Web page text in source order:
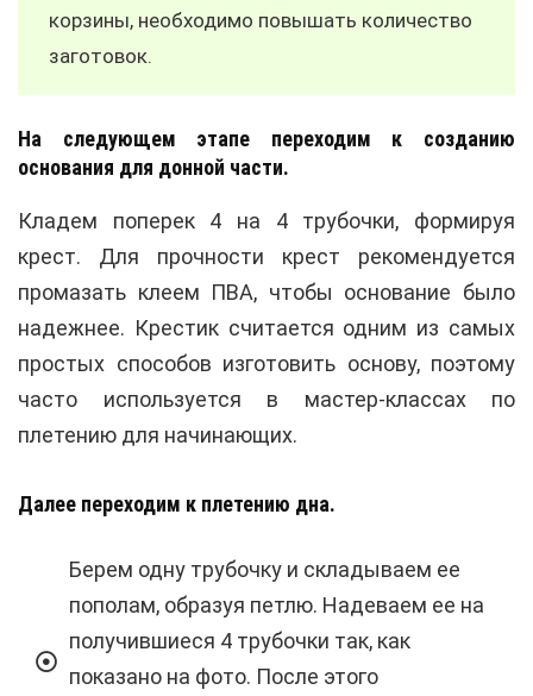
корзины, необходимо повышать количество
заготовок.
На следующем этапе переходим к созданию
основания для донной части.
Кладем поперек 4 на 4 трубочки, формируя
крест. Для прочности крест рекомендуется
промазать клеем ПВА, чтобы основание было
надежнее. Крестик считается одним из самых
простых способов изготовить основу, поэтому
часто используется в мастер-классах по
плетению для начинающих.
Далее переходим к плетению дна.
Берем одну трубочку и складываем ее
пополам, образуя петлю. Надеваем ее на
получившиеся 4 трубочки так, как
показано на фото. После этого